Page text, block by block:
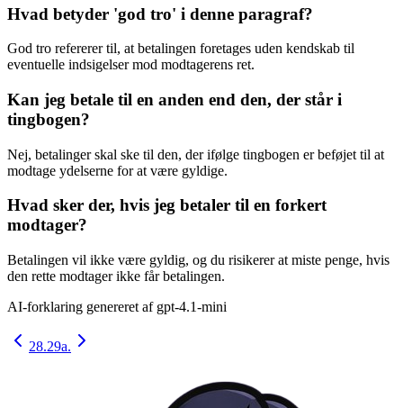
Hvad betyder 'god tro' i denne paragraf?
God tro refererer til, at betalingen foretages uden kendskab til
eventuelle indsigelser mod modtagerens ret.
Kan jeg betale til en anden end den, der står i
tingbogen?
Nej, betalinger skal ske til den, der ifølge tingbogen er beføjet til at
modtage ydelserne for at være gyldige.
Hvad sker der, hvis jeg betaler til en forkert
modtager?
Betalingen vil ikke være gyldig, og du risikerer at miste penge, hvis
den rette modtager ikke får betalingen.
AI-forklaring genereret af gpt-4.1-mini
28.29a.